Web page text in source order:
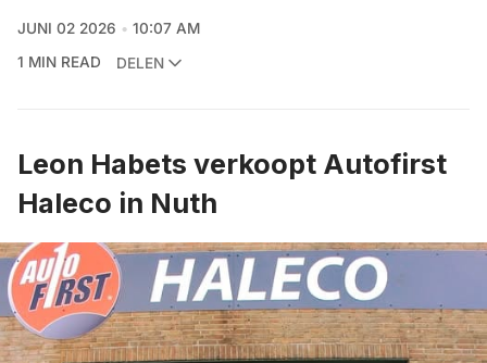
JUNI 02 2026
10:07 AM
1 MIN READ
DELEN
Leon Habets verkoopt Autofirst
Haleco in Nuth